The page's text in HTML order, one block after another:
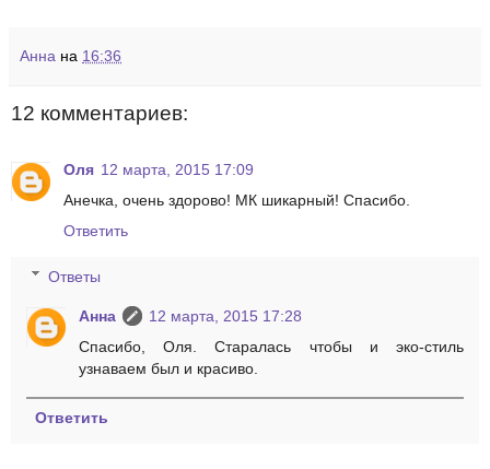
Анна на 16:36
12 комментариев:
Оля 12 марта, 2015 17:09
Анечка, очень здорово! МК шикарный! Спасибо.
Ответить
Ответы
Анна
12 марта, 2015 17:28
Спасибо, Оля. Старалась чтобы и эко-стиль
узнаваем был и красиво.
Ответить